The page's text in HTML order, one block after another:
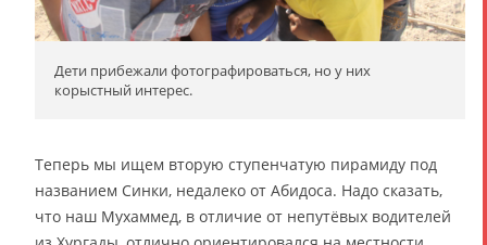
Дети прибежали фотографироваться, но у них
корыстный интерес.
Теперь мы ищем вторую ступенчатую пирамиду под
названием Синки, недалеко от Абидоса. Надо сказать,
что наш Мухаммед, в отличие от непутёвых водителей